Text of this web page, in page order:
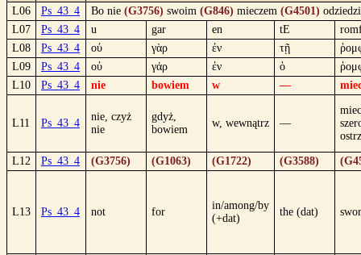
L06
Ps_43_4 Bo nie (G3756) swoim (G846) mieczem (G4501)
L07
Ps_43_4 u gar en tE
L08
Ps_43_4 οὐ γὰρ ἐν τῇ
L09
Ps_43_4 οὐ γάρ ἐν ὁ
L10
Ps_43_4 nie bowiem w —
L11 Ps_43_4
nie, czyż
nie
gdyż,
bowiem
w, wewnątrz —
L12 Ps_43_4 (G3756) (G1063) (G1722) (G3588)
L13 Ps_43_4 not for
in/among/by
(+dat)
the (dat)